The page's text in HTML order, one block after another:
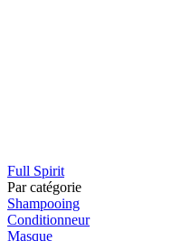
Full Spirit
Par catégorie
Shampooing
Conditionneur
Masque